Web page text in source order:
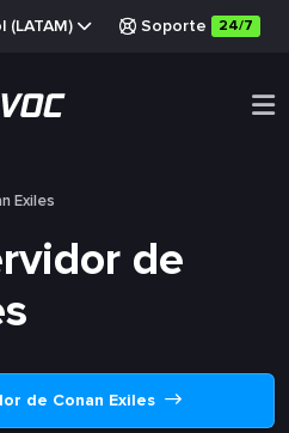
(LATAM) Soporte 24/7
Exiles
de
de Conan Exiles